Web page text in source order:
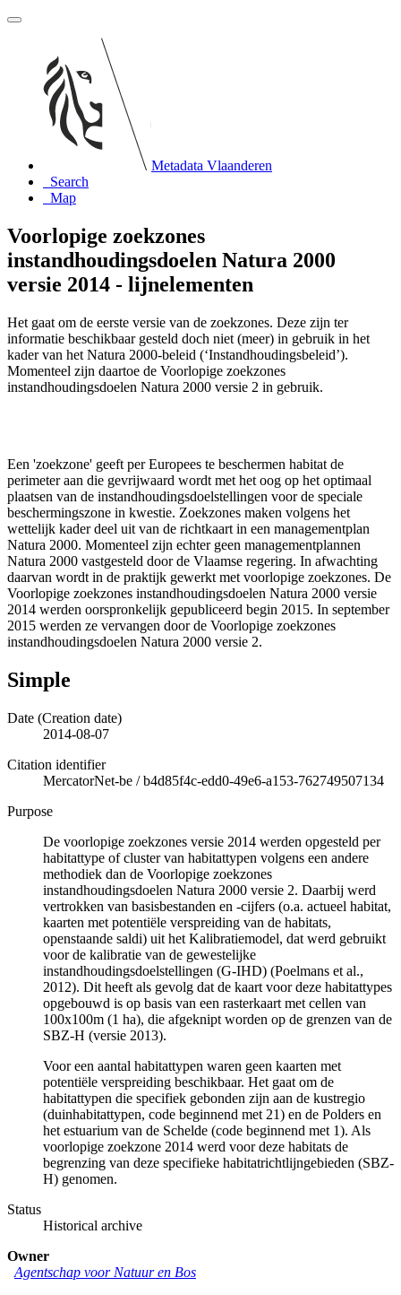
Metadata Vlaanderen
Search
Map
Voorlopige zoekzones
instandhoudingsdoelen Natura 2000
versie 2014 - lijnelementen
Het gaat om de eerste versie van de zoekzones. Deze zijn ter
informatie beschikbaar gesteld doch niet (meer) in gebruik in het
kader van het Natura 2000-beleid (‘Instandhoudingsbeleid’).
Momenteel zijn daartoe de Voorlopige zoekzones
instandhoudingsdoelen Natura 2000 versie 2 in gebruik.
Een 'zoekzone' geeft per Europees te beschermen habitat de
perimeter aan die gevrijwaard wordt met het oog op het optimaal
plaatsen van de instandhoudingsdoelstellingen voor de speciale
beschermingszone in kwestie. Zoekzones maken volgens het
wettelijk kader deel uit van de richtkaart in een managementplan
Natura 2000. Momenteel zijn echter geen managementplannen
Natura 2000 vastgesteld door de Vlaamse regering. In afwachting
daarvan wordt in de praktijk gewerkt met voorlopige zoekzones. De
Voorlopige zoekzones instandhoudingsdoelen Natura 2000 versie
2014 werden oorspronkelijk gepubliceerd begin 2015. In september
2015 werden ze vervangen door de Voorlopige zoekzones
instandhoudingsdoelen Natura 2000 versie 2.
Simple
Date (Creation date)
2014-08-07
Citation identifier
MercatorNet-be /b4d85f4c-edd0-49e6-a153-762749507134
Purpose
De voorlopige zoekzones versie 2014 werden opgesteld per
habitattype of cluster van habitattypen volgens een andere
methodiek dan de Voorlopige zoekzones
instandhoudingsdoelen Natura 2000 versie 2. Daarbij werd
vertrokken van basisbestanden en -cijfers (o.a. actueel habitat,
kaarten met potentiële verspreiding van de habitats,
openstaande saldi) uit het Kalibratiemodel, dat werd gebruikt
voor de kalibratie van de gewestelijke
instandhoudingsdoelstellingen (G-IHD) (Poelmans et al.,
2012). Dit heeft als gevolg dat de kaart voor deze habitattypes
opgebouwd is op basis van een rasterkaart met cellen van
100x100m (1 ha), die afgeknipt worden op de grenzen van de
SBZ-H (versie 2013).
Voor een aantal habitattypen waren geen kaarten met
potentiële verspreiding beschikbaar. Het gaat om de
habitattypen die specifiek gebonden zijn aan de kustregio
(duinhabitattypen, code beginnend met 21) en de Polders en
het estuarium van de Schelde (code beginnend met 1). Als
voorlopige zoekzone 2014 werd voor deze habitats de
begrenzing van deze specifieke habitatrichtlijngebieden (SBZ-
H) genomen.
Status
Historical archive
Owner
Agentschap voor Natuur en Bos